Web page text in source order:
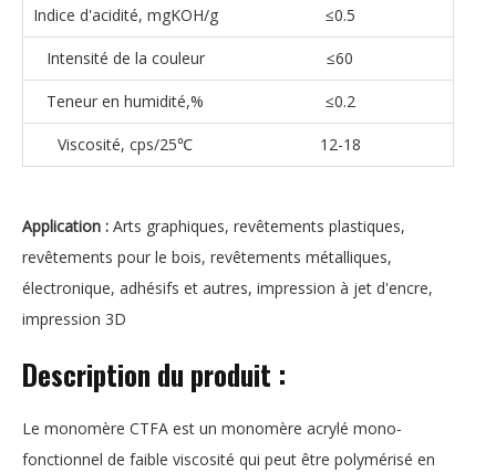
Indice d'acidité, mgKOH/g ≤0.5
Intensité de la couleur ≤60
Teneur en humidité,% ≤0.2
Viscosité, cps/25℃ 12-18
Application : Arts graphiques, revêtements plastiques,
revêtements pour le bois, revêtements métalliques,
électronique, adhésifs et autres, impression à jet d'encre,
impression 3D
Description du produit :
Le monomère CTFA est un monomère acrylé mono-
fonctionnel de faible viscosité qui peut être polymérisé en